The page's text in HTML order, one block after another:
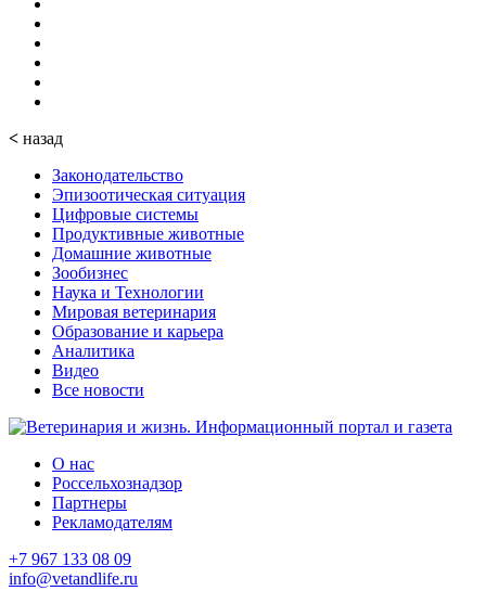
< назад
Законодательство
Эпизоотическая ситуация
Цифровые системы
Продуктивные животные
Домашние животные
Зообизнес
Наука и Технологии
Мировая ветеринария
Образование и карьера
Аналитика
Видео
Все новости
О нас
Россельхознадзор
Партнеры
Рекламодателям
+7 967 133 08 09
info@vetandlife.ru